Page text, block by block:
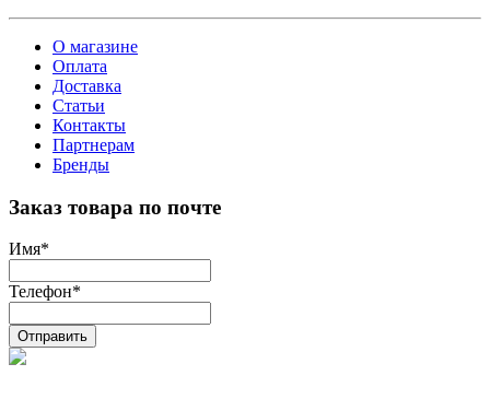
О магазине
Оплата
Доставка
Статьи
Контакты
Партнерам
Бренды
Заказ товара по почте
Имя*
Телефон*
Отправить